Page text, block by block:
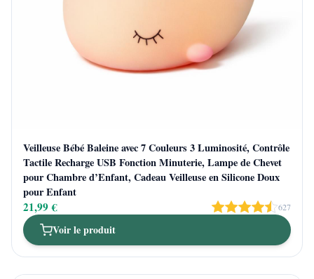
Veilleuse Bébé Baleine avec 7 Couleurs 3 Luminosité, Contrôle
Tactile Recharge USB Fonction Minuterie, Lampe de Chevet
pour Chambre d’Enfant, Cadeau Veilleuse en Silicone Doux
pour Enfant
21,99 € 627
Voir le produit